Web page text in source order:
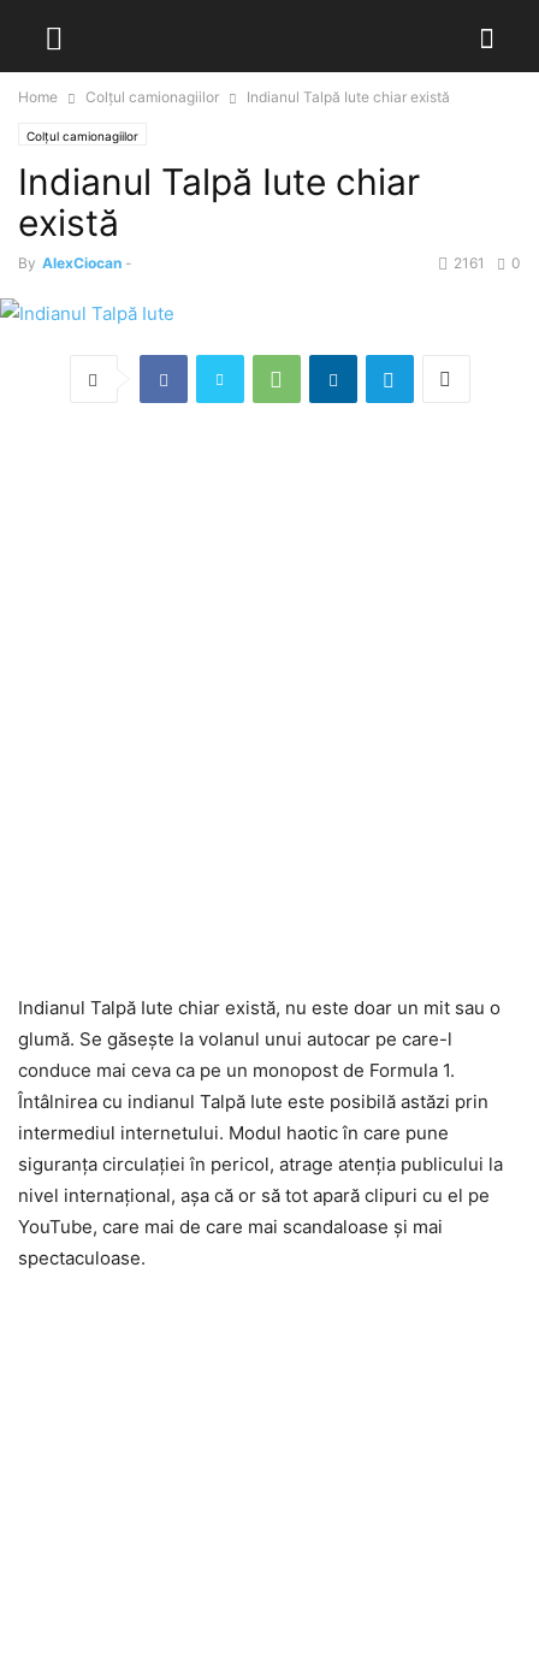
Home Colțul camionagiilor Indianul Talpă Iute chiar există
Colțul camionagiilor
Indianul Talpă Iute chiar
există
By AlexCiocan - 0
2161
Indianul Talpă Iute chiar există, nu este doar un mit sau o
glumă. Se găsește la volanul unui autocar pe care-l
conduce mai ceva ca pe un monopost de Formula 1.
Întâlnirea cu indianul Talpă Iute este posibilă astăzi prin
intermediul internetului. Modul haotic în care pune
siguranța circulației în pericol, atrage atenția publicului la
nivel internațional, așa că or să tot apară clipuri cu el pe
YouTube, care mai de care mai scandaloase și mai
spectaculoase.